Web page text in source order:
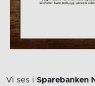
Vi ses i Sparebanken